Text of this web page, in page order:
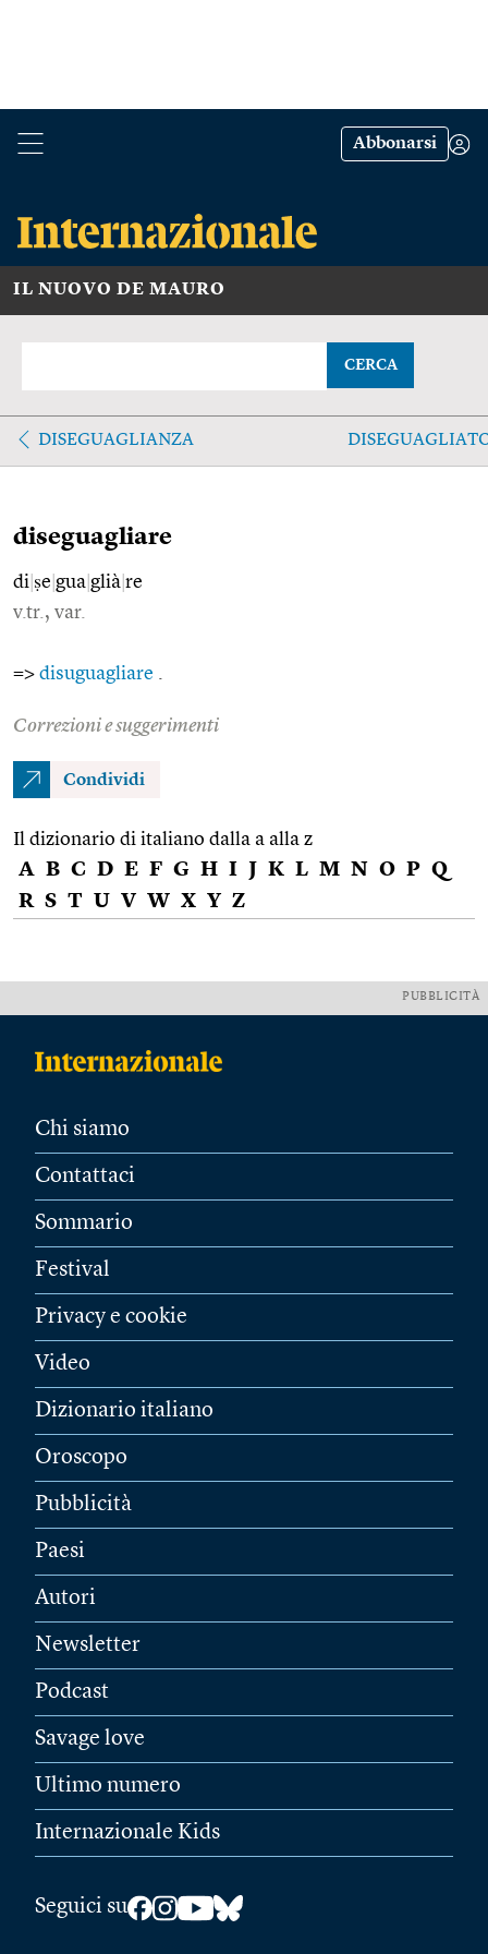
Abbonarsi
IL NUOVO DE MAURO
CERCA
DISEGUAGLIANZA
diseguagliare
di ṣe gua glià re
v.tr., var.
=> disuguagliare
Correzioni e suggerimenti
Condividi
Il dizionario di italiano dalla a alla z
A B C D E F G H I J K L M N O P Q
R S T U V W X Y Z
PUBBLICITÀ
Chi siamo
Contattaci
Sommario
Festival
Privacy e cookie
Video
Dizionario italiano
Oroscopo
Pubblicità
Paesi
Autori
Newsletter
Podcast
Savage love
Ultimo numero
Internazionale Kids
Seguici su